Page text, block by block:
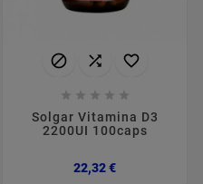
  
    
Solgar Vitamina D3
2200UI 100caps
22,32 €Preço